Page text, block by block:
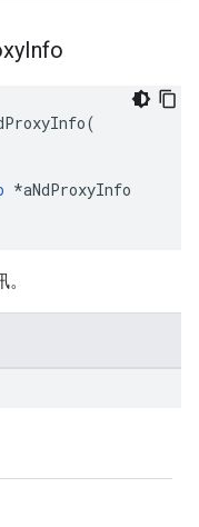
Info
(
*aNdProxyInfo